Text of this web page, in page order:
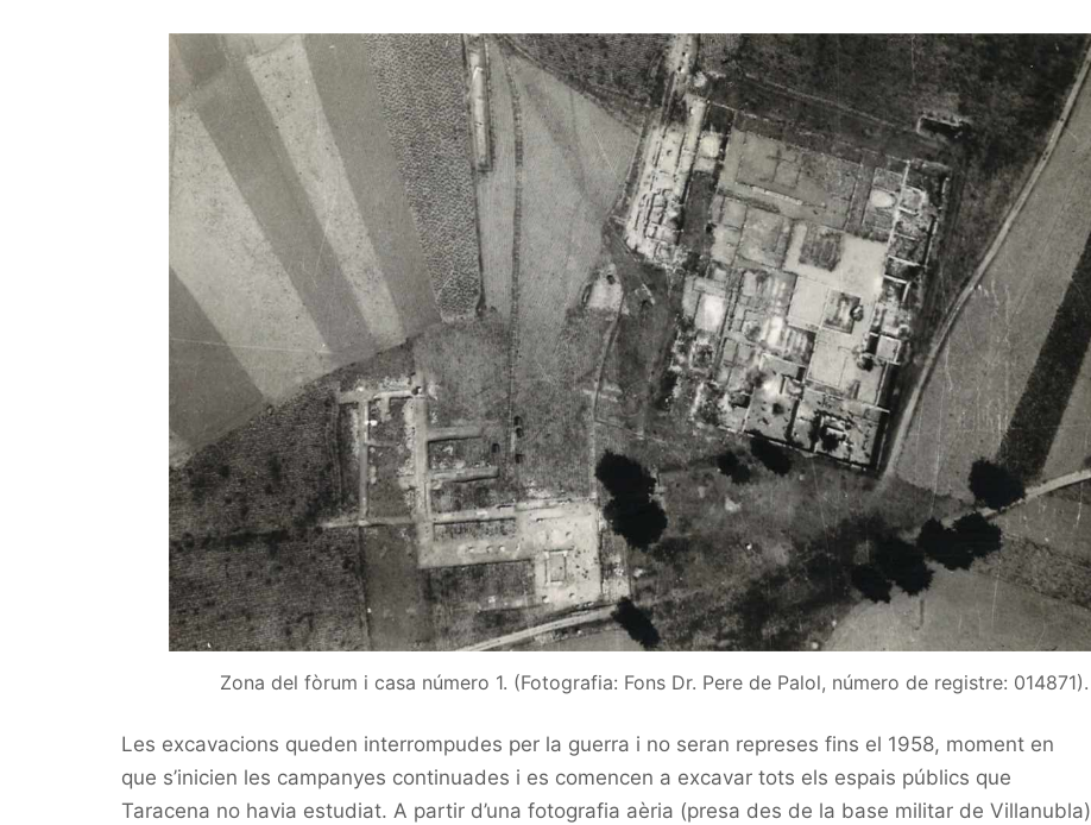
Zona del fòrum i casa número 1. (Fotografia: Fons Dr. Pere de Palol, número de registre: 014871).
Les excavacions queden interrompudes per la guerra i no seran represes fins el 1958, moment en
que s’inicien les campanyes continuades i es comencen a excavar tots els espais públics que
Taracena no havia estudiat. A partir d’una fotografia aèria (presa des de la base militar de Villanubla)